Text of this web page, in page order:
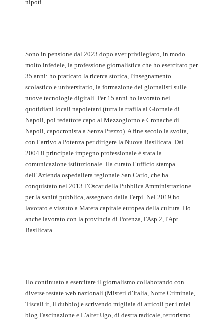
nipoti.
Sono in pensione dal 2023 dopo aver privilegiato, in modo
molto infedele, la professione giornalistica che ho esercitato per
35 anni: ho praticato la ricerca storica, l'insegnamento
scolastico e universitario, la formazione dei giornalisti sulle
nuove tecnologie digitali. Per 15 anni ho lavorato nei
quotidiani locali napoletani (tutta la trafila al Giornale di
Napoli, poi redattore capo al Mezzogiorno e Cronache di
Napoli, capocronista a Senza Prezzo). A fine secolo la svolta,
con l’arrivo a Potenza per dirigere la Nuova Basilicata. Dal
2004 il principale impegno professionale è stata la
comunicazione istituzionale. Ha curato l’ufficio stampa
dell’Azienda ospedaliera regionale San Carlo, che ha
conquistato nel 2013 l’Oscar della Pubblica Amministrazione
per la sanità pubblica, assegnato dalla Ferpi. Nel 2019 ho
lavorato e vissuto a Matera capitale europea della cultura. Ho
anche lavorato con la provincia di Potenza, l'Asp 2, l'Apt
Basilicata.
Ho continuato a esercitare il giornalismo collaborando con
diverse testate web nazionali (Misteri d’Italia, Notte Criminale,
Tiscali.it, Il dubbio) e scrivendo migliaia di articoli per i miei
blog Fascinazione e L’alter Ugo, di destra radicale, terrorismo